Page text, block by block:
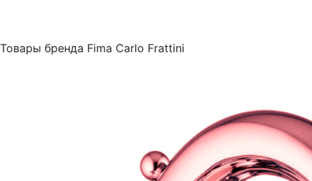
Товары бренда Fima Carlo Frattini